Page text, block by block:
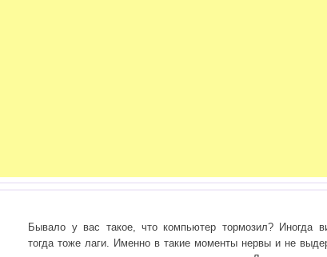
Бывало у вас такое, что компьютер тормозил? Иногда
тогда тоже лаги. Именно в такие моменты нервы и не